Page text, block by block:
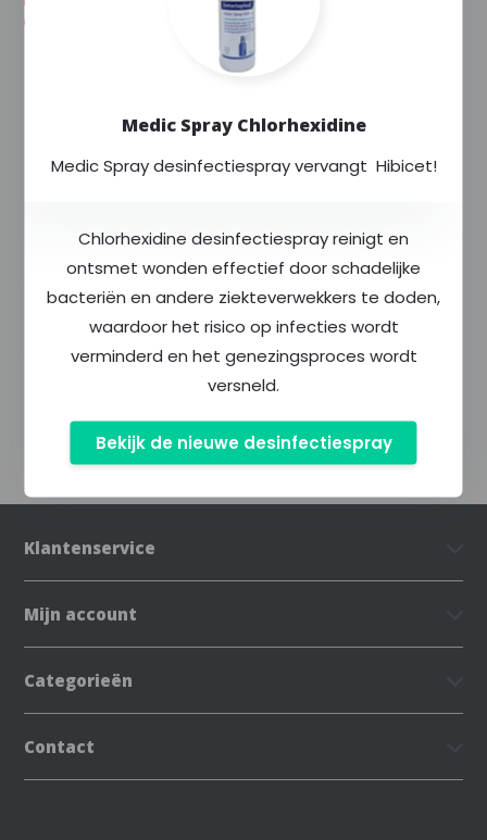
Levertijd: Uw order wordt extra gecontroleerd
en binnen enkele dagen verstuurd.
scherpgeprijsd
Meer dan400producten op voorraad
Specificaties
Klantenservice
Mijn account
Categorieën
Contact
Medic Spray Chlorhexidine
Medic Spray desinfectiespray vervangt Hibicet!
Chlorhexidine desinfectiespray reinigt en
ontsmet wonden effectief door schadelijke
bacteriën en andere ziekteverwekkers te doden,
waardoor het risico op infecties wordt
verminderd en het genezingsproces wordt
versneld.
Bekijk de nieuwe desinfectiespray